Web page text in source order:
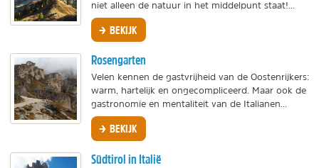
niet alleen de natuur in het middelpunt staat!...
BEKIJK
Rosengarten
Velen kennen de gastvrijheid van de Oostenrijkers:
warm, hartelijk en ongecompliceerd. Maar ook de
gastronomie en mentaliteit van de Italianen...
BEKIJK
Südtirol in Italië